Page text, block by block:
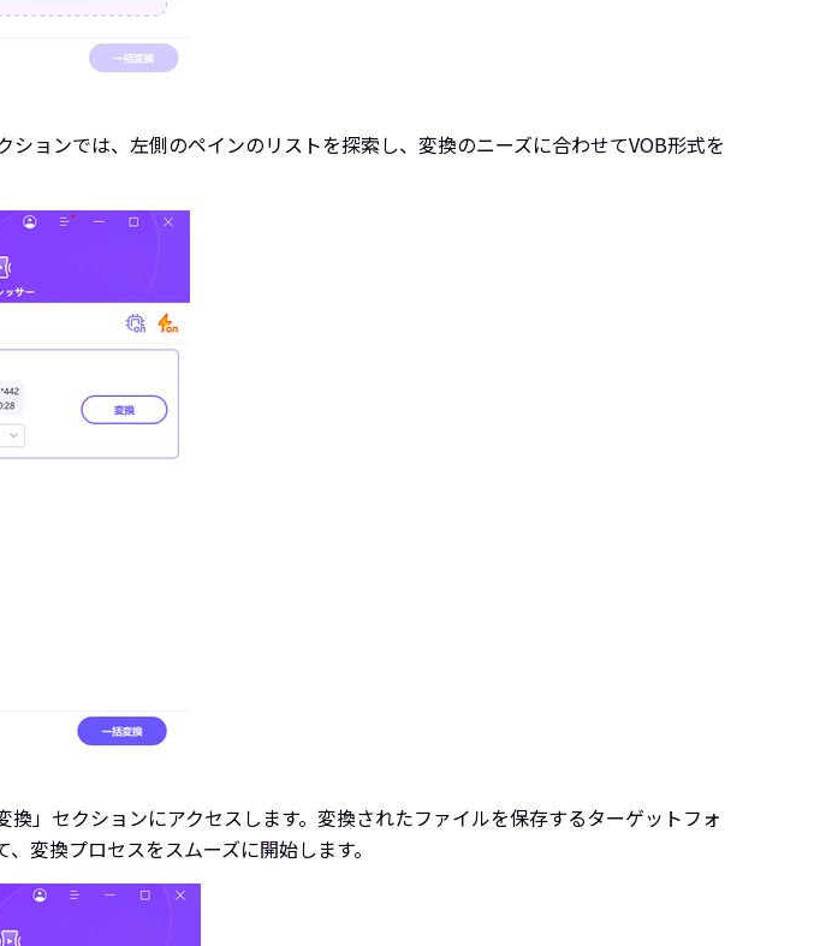
ョンでは、左側のペインのリストを探索し、変換のニーズに合わせてVOB形式を
」セクションにアクセスします。変換されたファイルを保存するターゲットフォ
変換プロセスをスムーズに開始します。